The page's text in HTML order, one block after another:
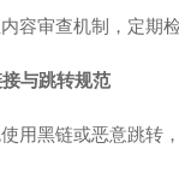
容审查机制，定期
与跳转规范
用黑链或恶意跳转